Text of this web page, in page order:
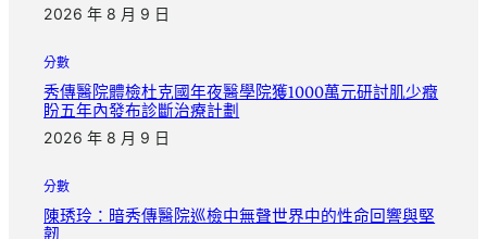
2026 年 8 月 9 日
分數
秀傳醫院體檢杜克國年夜醫學院獲1000萬元研討肌少癥
盼五年內發布診斷治療計劃
2026 年 8 月 9 日
分數
陳琇玲：暗秀傳醫院巡檢中無聲世界中的性命回響與堅